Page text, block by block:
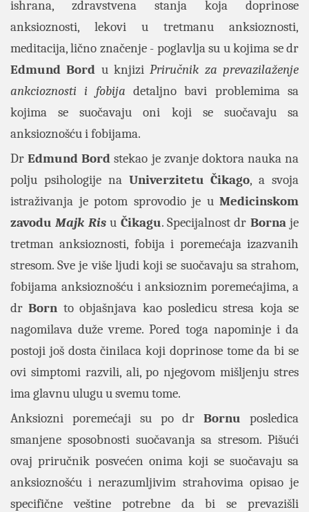
ishrana, zdravstvena stanja koja doprinose
anksioznosti, lekovi u tretmanu anksioznosti,
meditacija, lično značenje - poglavlja su u kojima se dr
Edmund Bord u knjiziPriručnik za prevazilaženje
ankcioznosti i fobija detaljno bavi problemima sa
kojima se suočavaju oni koji se suočavaju sa
anksioznošću i fobijama.
DrEdmund Bord stekao je zvanje doktora nauka na
polju psihologije na Univerzitetu Čikago, a svoja
istraživanja je potom sprovodio je u Medicinskom
zavodu Majk Risu Čikagu. Specijalnost dr Bornaje
tretman anksioznosti, fobija i poremećaja izazvanih
stresom. Sve je više ljudi koji se suočavaju sa strahom,
fobijama anksioznošću i anksioznim poremećajima, a
drBorn to objašnjava kao posledicu stresa koja se
nagomilava duže vreme. Pored toga napominje i da
postoji još dosta činilaca koji doprinose tome da bi se
ovi simptomi razvili, ali, po njegovom mišljenju stres
ima glavnu ulugu u svemu tome.
Anksiozni poremećaji su po drBornu posledica
smanjene sposobnosti suočavanja sa stresom. Pišući
ovaj priručnik posvećen onima koji se suočavaju sa
anksioznošću i nerazumljivim strahovima opisao je
specifične veštine potrebne da bi se prevazišli